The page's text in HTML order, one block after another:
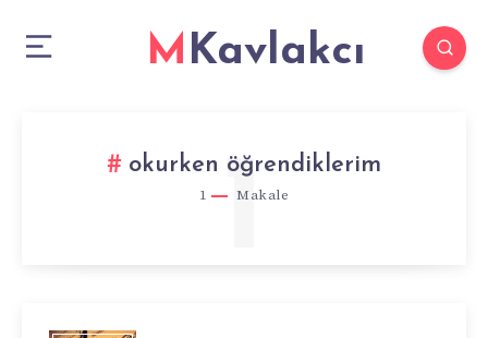
MKavlakcı
okurken öğrendiklerim
1 Makale
1